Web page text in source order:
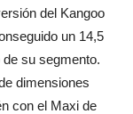
del Kangoo
un 14,5
su segmento.
dimensiones
con el Maxi de